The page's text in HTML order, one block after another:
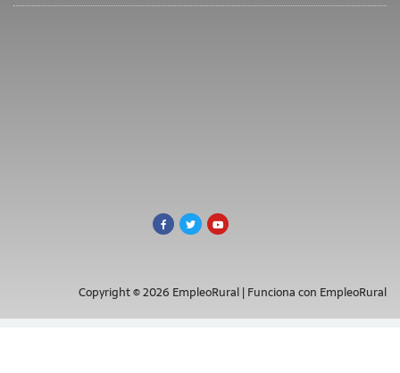
Copyright © 2026 EmpleoRural | Funciona con EmpleoRural